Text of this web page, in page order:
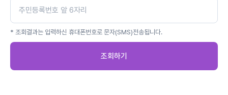
* 조회결과는 입력하신 휴대폰번호로 문자(SMS)전송됩니다.
조회하기